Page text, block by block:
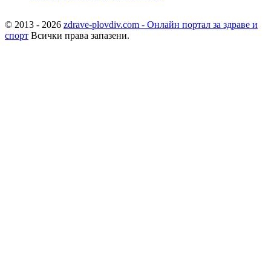
© 2013 - 2026 zdrave-plovdiv.com - Онлайн портал за здраве и
спорт Всички права запазени.